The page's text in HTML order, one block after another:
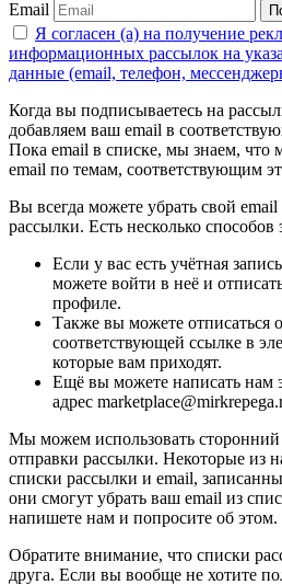
Email
Я согласен (а) на получение
информационных рассылок на
данные (email, телефон,
Когда вы подписываетесь на
добавляем ваш email в
Пока email в списке, мы знаем, что
email по темам, соответствующим
Вы всегда можете убрать свой
рассылки. Есть несколько способов
Если у вас есть учётная
можете войти в неё и
профиле.
Также вы можете отписаться
соответствующей ссылке в
которые вам приходят.
Ещё вы можете написать нам
адрес
Мы можем использовать
отправки рассылки. Некоторые из
списки рассылки и email,
они смогут убрать ваш email из
напишете нам и попросите об этом.
Обратите внимание, что списки
друга. Если вы вообще не хотите